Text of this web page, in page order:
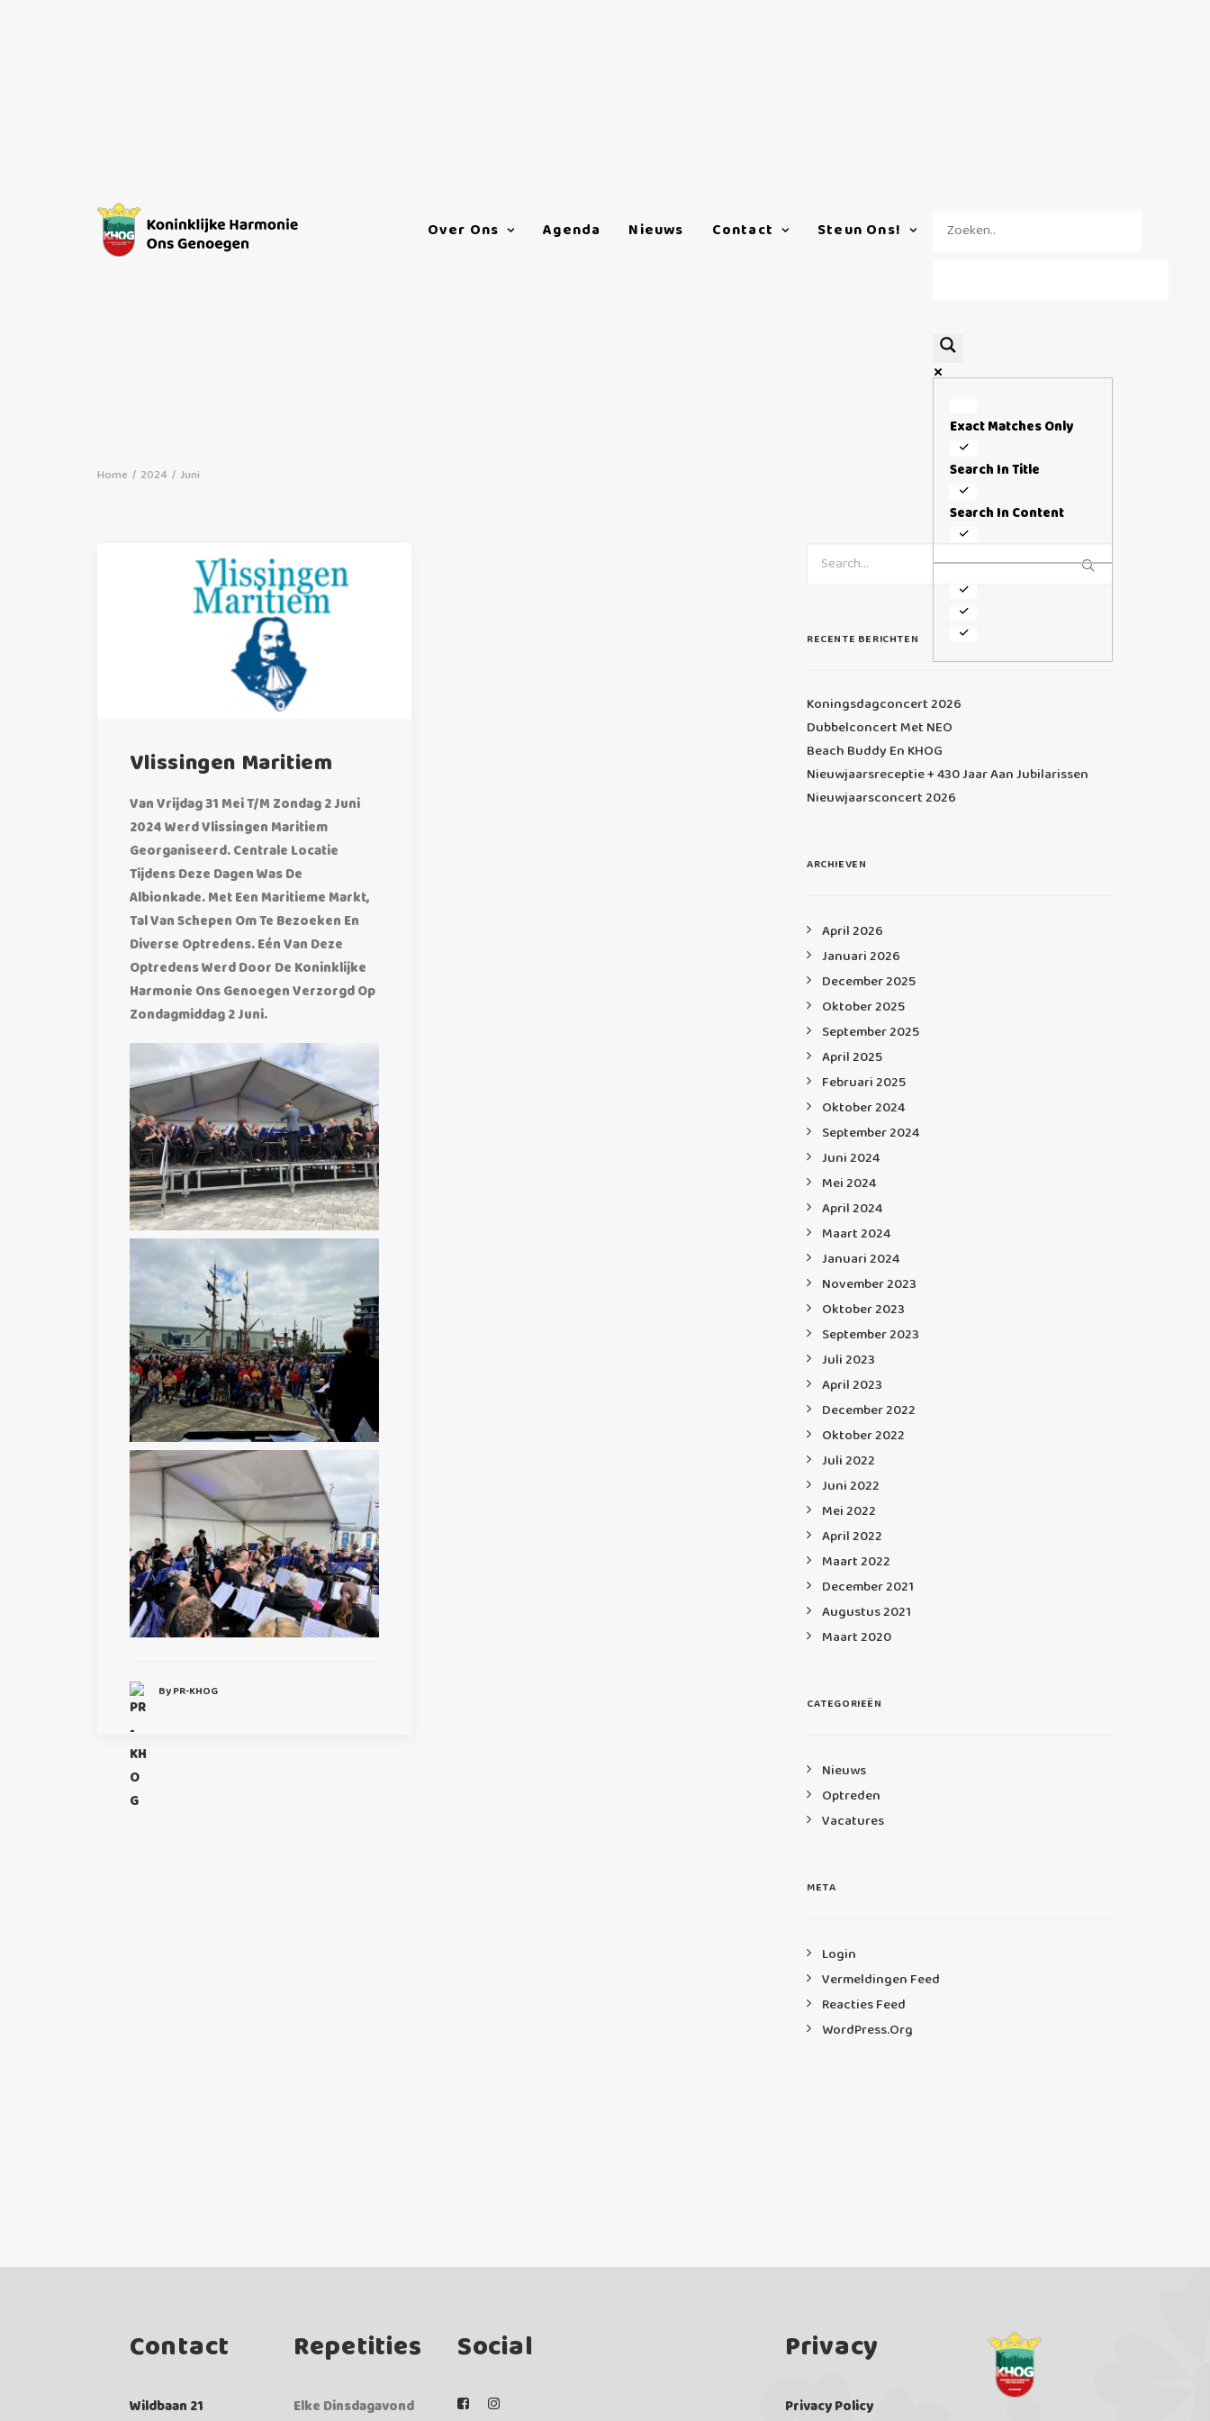
Over Ons Agenda Nieuws Contact Steun Ons!
Exact Matches Only
Search In Title
Search In Content
Home 2024 Juni
Vlissingen Maritiem
Van Vrijdag 31 Mei T/m Zondag 2 Juni
2024 Werd Vlissingen Maritiem
Georganiseerd. Centrale Locatie
Tijdens Deze Dagen Was De
Albionkade. Met Een Maritieme Markt,
Tal Van Schepen Om Te Bezoeken En
Diverse Optredens. Eén Van Deze
Optredens Werd Door De Koninklijke
Harmonie Ons Genoegen Verzorgd Op
Zondagmiddag 2 Juni.
By PR-KHOG
RECENTE BERICHTEN
Koningsdagconcert 2026
Dubbelconcert Met NEO
Beach Buddy En KHOG
Nieuwjaarsreceptie + 430 Jaar Aan Jubilarissen
Nieuwjaarsconcert 2026
ARCHIEVEN
April 2026
Januari 2026
December 2025
Oktober 2025
September 2025
April 2025
Februari 2025
Oktober 2024
September 2024
Juni 2024
Mei 2024
April 2024
Maart 2024
Januari 2024
November 2023
Oktober 2023
September 2023
Juli 2023
April 2023
December 2022
Oktober 2022
Juli 2022
Juni 2022
Mei 2022
April 2022
Maart 2022
December 2021
Augustus 2021
Maart 2020
CATEGORIEËN
Nieuws
Optreden
Vacatures
META
Login
Vermeldingen Feed
Reacties Feed
WordPress.org
Contact
Wildbaan 21
Repetities
Elke Dinsdagavond
Social Privacy
Privacy Policy